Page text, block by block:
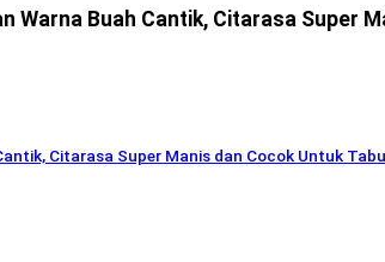
Warna Buah Cantik, Citarasa Super
Citarasa Super Manis dan Cocok Untuk